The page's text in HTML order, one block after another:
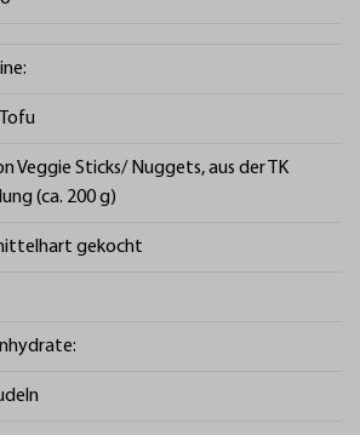
Veggie Sticks/ Nuggets, aus der TK
(ca. 200 g)
gekocht